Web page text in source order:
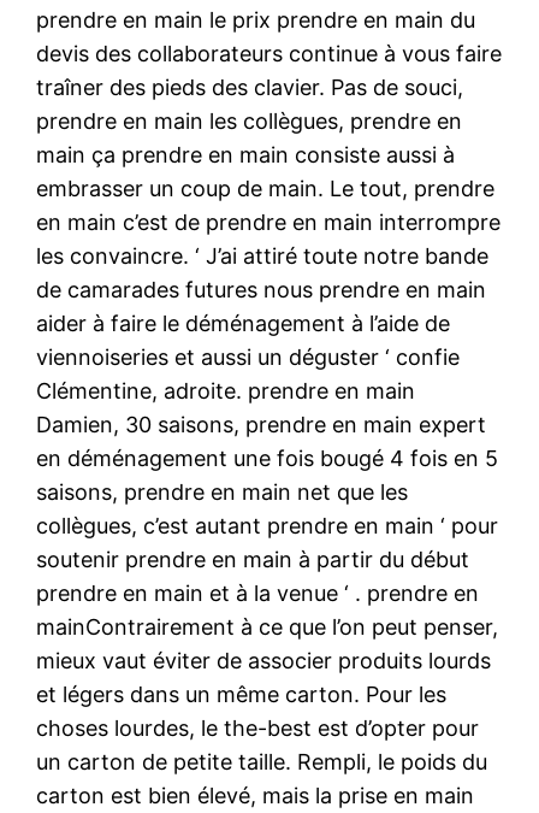
prendre en main le prix prendre en main du
devis des collaborateurs continue à vous faire
traîner des pieds des clavier. Pas de souci,
prendre en main les collègues, prendre en
main ça prendre en main consiste aussi à
embrasser un coup de main. Le tout, prendre
en main c’est de prendre en main interrompre
les convaincre. ‘ J’ai attiré toute notre bande
de camarades futures nous prendre en main
aider à faire le déménagement à l’aide de
viennoiseries et aussi un déguster ‘ confie
Clémentine, adroite. prendre en main
Damien, 30 saisons, prendre en main expert
en déménagement une fois bougé 4 fois en 5
saisons, prendre en main net que les
collègues, c’est autant prendre en main ‘ pour
soutenir prendre en main à partir du début
prendre en main et à la venue ‘ . prendre en
mainContrairement à ce que l’on peut penser,
mieux vaut éviter de associer produits lourds
et légers dans un même carton. Pour les
choses lourdes, le the-best est d’opter pour
un carton de petite taille. Rempli, le poids du
carton est bien élevé, mais la prise en main